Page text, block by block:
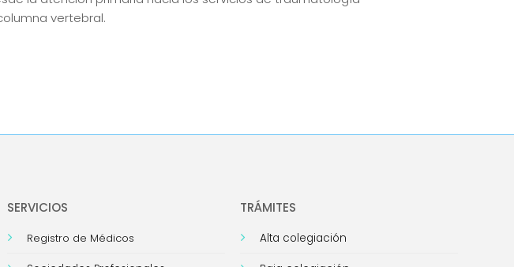
vertebral.
SERVICIOS
Registro de Médicos
TRÁMITES
Alta colegiación